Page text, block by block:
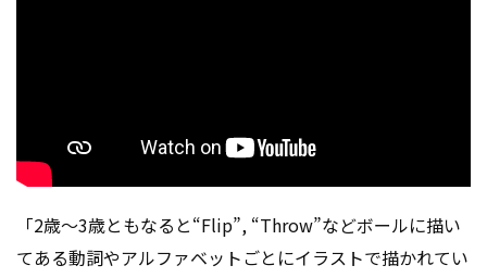
「2歳～3歳ともなると“Flip”, “Throw”などボールに描い
てある動詞やアルファベットごとにイラストで描かれてい